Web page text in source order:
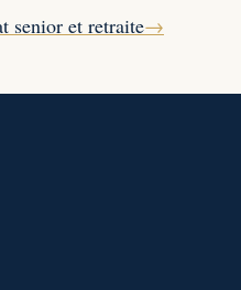
senior et retraite→